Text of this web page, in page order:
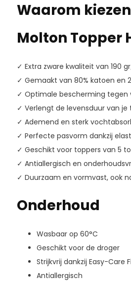
Waarom
Molton Topper
✓ Extra zware kwaliteit van 190
✓ Gemaakt van 80% katoen en
✓ Optimale bescherming tegen
✓ Verlengt de levensduur van je
✓ Ademend en sterk
✓ Perfecte pasvorm dankzij
✓ Geschikt voor toppers van 5
✓ Antiallergisch en
✓ Duurzaam en vormvast, ook
Onderhoud
Wasbaar op 60°C
Geschikt voor de droger
Strijkvrij dankzij Easy-Care
Antiallergisch